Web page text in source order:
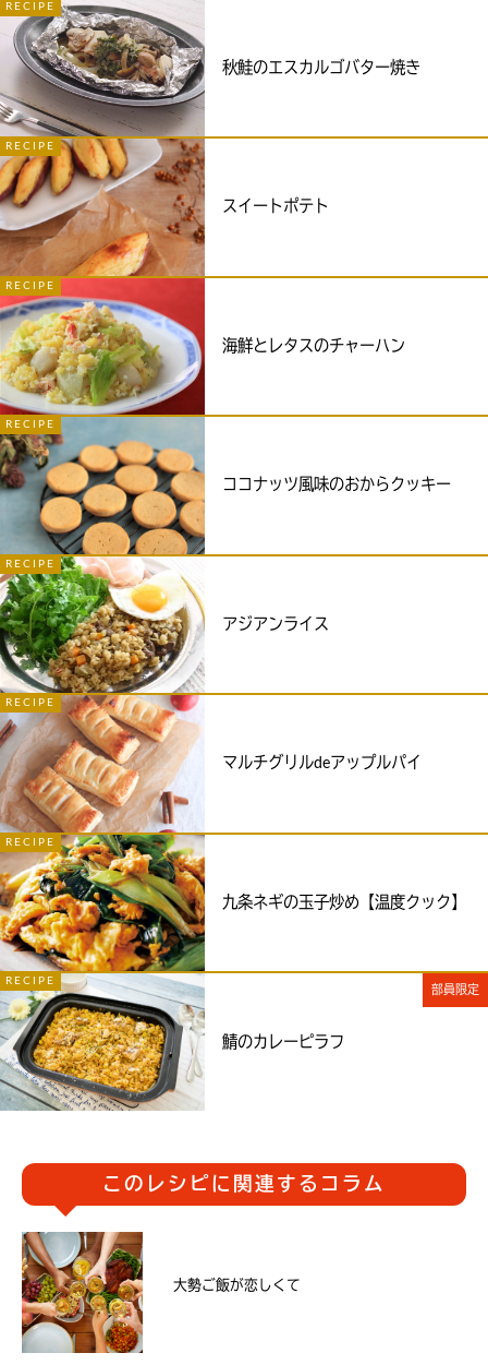
RECIPE
秋鮭のエスカルゴバター焼き
RECIPE
スイートポテト
RECIPE
海鮮とレタスのチャーハン
RECIPE
ココナッツ風味のおからクッキー
RECIPE
アジアンライス
RECIPE
マルチグリルdeアップルパイ
RECIPE
九条ネギの玉子炒め【温度クック】
RECIPE
部員限定
鯖のカレーピラフ
このレシピに関連するコラム
大勢ご飯が恋しくて